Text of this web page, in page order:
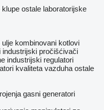
klupe ostale laboratorijske
ulje kombinovani kotlovi
industrijski pročišćivači
industrijski regulatori
kvaliteta vazduha ostale
gasni generatori